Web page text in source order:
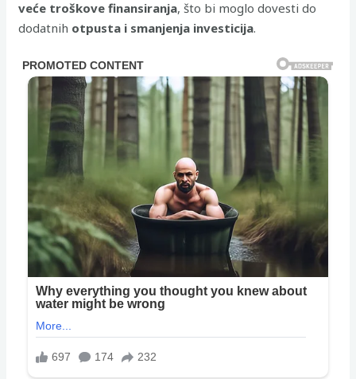
veće troškove finansiranja, što bi moglo dovesti do
dodatnih otpusta i smanjenja investicija.